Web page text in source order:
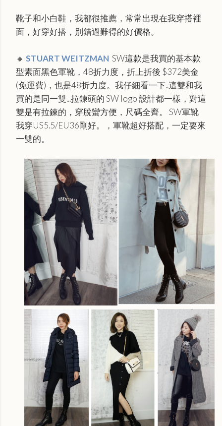
靴子和小白鞋，我都很推薦，常常出現在我穿搭裡
面，好穿好搭，別錯過難得的好價格。
🔸 STUART WEITZMAN SW這款是我買的基本款
型素面黑色軍靴，48折力度，折上折後 $372美金
(免運費)，也是48折力度。我仔細看一下..這雙和我
買的是同一雙...拉鍊頭的 SW logo 設計都一樣，對這
雙是有拉鍊的，穿脫蠻方便，尺碼全齊。 SW軍靴
我穿US5.5/EU36剛好。，軍靴超好搭配，一定要來
一雙的。